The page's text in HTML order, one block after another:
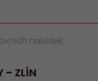
nabídek:
– ZLÍN